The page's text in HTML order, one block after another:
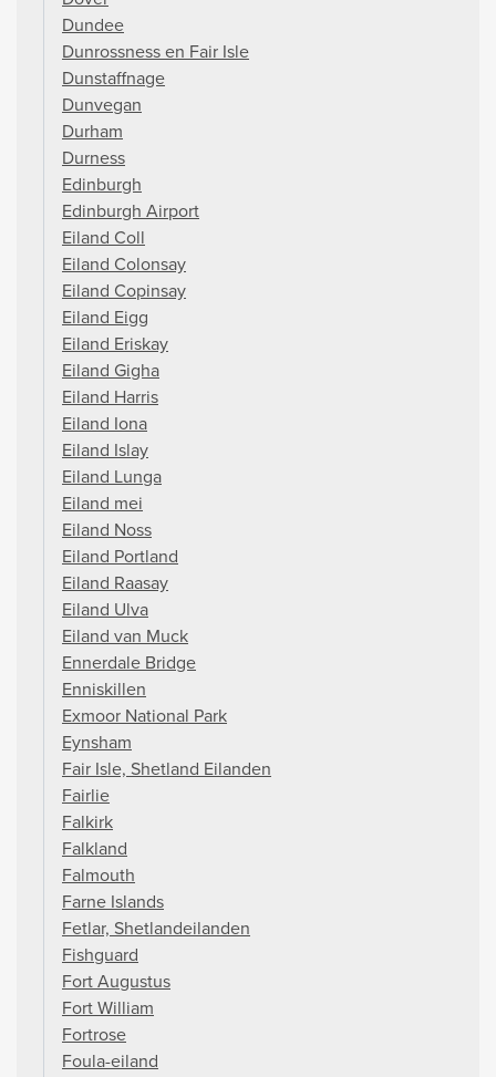
Dundee
Dunrossness en Fair Isle
Dunstaffnage
Dunvegan
Durham
Durness
Edinburgh
Edinburgh Airport
Eiland Coll
Eiland Colonsay
Eiland Copinsay
Eiland Eigg
Eiland Eriskay
Eiland Gigha
Eiland Harris
Eiland Iona
Eiland Islay
Eiland Lunga
Eiland mei
Eiland Noss
Eiland Portland
Eiland Raasay
Eiland Ulva
Eiland van Muck
Ennerdale Bridge
Enniskillen
Exmoor National Park
Eynsham
Fair Isle, Shetland Eilanden
Fairlie
Falkirk
Falkland
Falmouth
Farne Islands
Fetlar, Shetlandeilanden
Fishguard
Fort Augustus
Fort William
Fortrose
Foula-eiland